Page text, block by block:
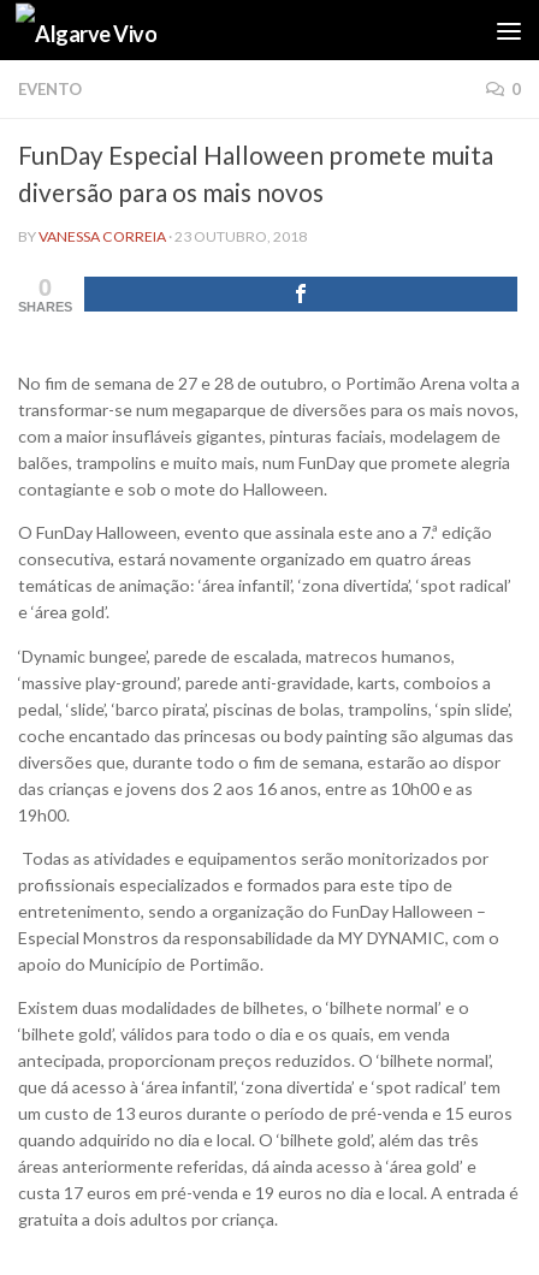
Skip to content
EVENTO 0
FunDay Especial Halloween promete muita
diversão para os mais novos
BYVANESSA CORREIA ·23 OUTUBRO, 2018
0
SHARES
No fim de semana de 27 e 28 de outubro, o Portimão Arena volta a
transformar-se num megaparque de diversões para os mais novos,
com a maior insufláveis gigantes, pinturas faciais, modelagem de
balões, trampolins e muito mais, num FunDay que promete alegria
contagiante e sob o mote do Halloween.
O FunDay Halloween, evento que assinala este ano a 7.ª edição
consecutiva, estará novamente organizado em quatro áreas
temáticas de animação: ‘área infantil’, ‘zona divertida’, ‘spot radical’
e ‘área gold’.
‘Dynamic bungee’, parede de escalada, matrecos humanos,
‘massive play-ground’, parede anti-gravidade, karts, comboios a
pedal, ‘slide’, ‘barco pirata’, piscinas de bolas, trampolins, ‘spin slide’,
coche encantado das princesas ou body painting são algumas das
diversões que, durante todo o fim de semana, estarão ao dispor
das crianças e jovens dos 2 aos 16 anos, entre as 10h00 e as
19h00.
Todas as atividades e equipamentos serão monitorizados por
profissionais especializados e formados para este tipo de
entretenimento, sendo a organização do FunDay Halloween –
Especial Monstros da responsabilidade da MY DYNAMIC, com o
apoio do Município de Portimão.
Existem duas modalidades de bilhetes, o ‘bilhete normal’ e o
‘bilhete gold’, válidos para todo o dia e os quais, em venda
antecipada, proporcionam preços reduzidos. O ‘bilhete normal’,
que dá acesso à ‘área infantil’, ‘zona divertida’ e ‘spot radical’ tem
um custo de 13 euros durante o período de pré-venda e 15 euros
quando adquirido no dia e local. O ‘bilhete gold’, além das três
áreas anteriormente referidas, dá ainda acesso à ‘área gold’ e
custa 17 euros em pré-venda e 19 euros no dia e local. A entrada é
gratuita a dois adultos por criança.